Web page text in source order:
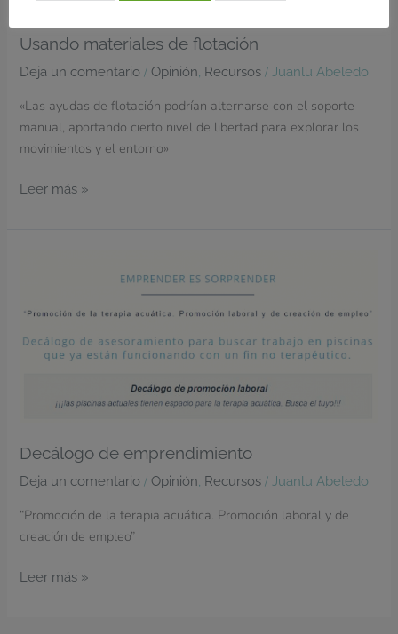
Usando materiales de flotación
Deja un comentario /Opinión, Recursos / Juanlu Abeledo
«Las ayudas de flotación podrían alternarse con el soporte
manual, aportando cierto nivel de libertad para explorar los
movimientos y el entorno»
Leer más »
Decálogo de emprendimiento
Deja un comentario /Opinión, Recursos / Juanlu Abeledo
“Promoción de la terapia acuática. Promoción laboral y de
creación de empleo”
Leer más »